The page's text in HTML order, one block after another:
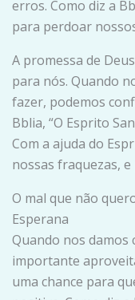
erros. Como diz a
para perdoar
A promessa de
para nós. Quando
fazer, podemos
Bblia, “O Esprito
Com a ajuda do
nossas fraquezas,
O mal que não
Esperana
Quando nos damos
importante
uma chance para